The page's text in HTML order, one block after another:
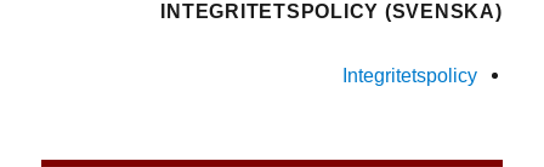
(SVENSKA) INTEGRITETSPOLICY
Integritetspolicy